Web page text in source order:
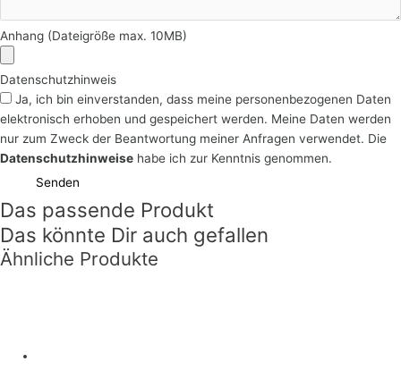
Anhang (Dateigröße max. 10MB)
Datenschutzhinweis
Ja, ich bin einverstanden, dass meine personenbezogenen Daten
elektronisch erhoben und gespeichert werden. Meine Daten werden
nur zum Zweck der Beantwortung meiner Anfragen verwendet. Die
Datenschutzhinweise habe ich zur Kenntnis genommen.
Senden
Das passende Produkt
Das könnte Dir auch gefallen
Ähnliche Produkte